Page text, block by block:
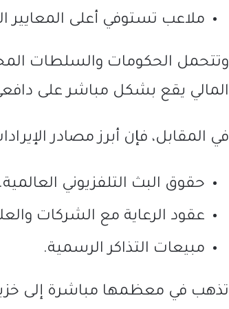
ملاعب تستوفي أعلى المعايير
وتتحمل الحكومات والسلطات
المالي يقع بشكل مباشر على
في المقابل، فإن أبرز مصادر
حقوق البث التلفزيوني العالمية.
عقود الرعاية مع الشركات
مبيعات التذاكر الرسمية.
تذهب في معظمها مباشرة إلى